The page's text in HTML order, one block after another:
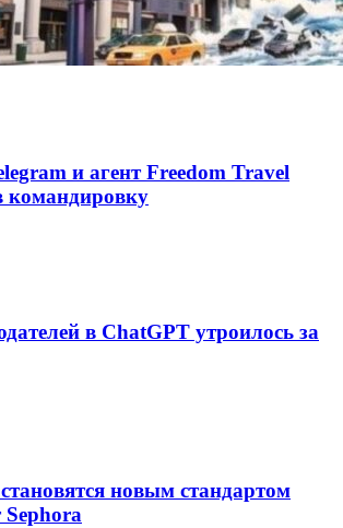
и агент Freedom Travel
командировку
в ChatGPT утроилось за
новым стандартом